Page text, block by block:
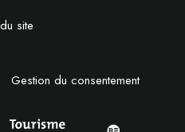
site
Gestion du consentement